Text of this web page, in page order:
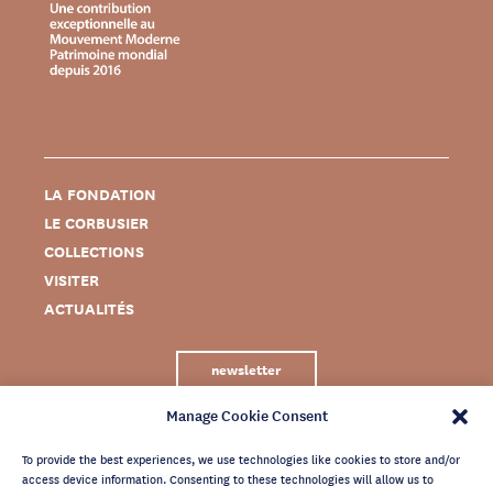
Manage Cookie Consent
To provide the best experiences, we use technologies like cookies to store and/or
access device information. Consenting to these technologies will allow us to
LA FONDATION
LE CORBUSIER
COLLECTIONS
VISITER
ACTUALITÉS
newsletter